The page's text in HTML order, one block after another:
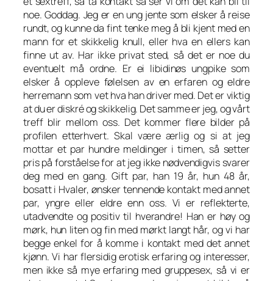
noe. Goddag. Jeg er en ung jente som elsker å reise
rundt, og kunne da fint tenke meg å bli kjent med en
mann for et skikkelig knull, eller hva en ellers kan
finne ut av. Har ikke privat sted, så det er noe du
eventuelt må ordne. Er ei libidinøs ungpike som
elsker å oppleve følelsen av en erfaren og eldre
herremann som vet hva han driver med. Det er viktig
at du er diskré og skikkelig. Det samme er jeg, og vårt
treff blir mellom oss. Det kommer flere bilder på
profilen etterhvert. Skal være ærlig og si at jeg
mottar et par hundre meldinger i timen, så setter
pris på forståelse for at jeg ikke nødvendigvis svarer
deg med en gang. Gift par, han 19 år, hun 48 år,
bosatt i Hvaler, ønsker tennende kontakt med annet
par, yngre eller eldre enn oss. Vi er reflekterte,
utadvendte og positiv til hverandre! Han er høy og
mørk, hun liten og fin med mørkt langt hår, og vi har
begge enkel for å komme i kontakt med det annet
kjønn. Vi har flersidig erotisk erfaring og interesser,
men ikke så mye erfaring med gruppesex, så vi er